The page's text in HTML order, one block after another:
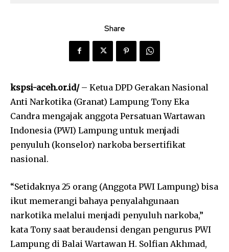
Share
kspsi-aceh.or.id/– Ketua DPD Gerakan Nasional
Anti Narkotika (Granat) Lampung Tony Eka
Candra mengajak anggota Persatuan Wartawan
Indonesia (PWI) Lampung untuk menjadi
penyuluh (konselor) narkoba bersertifikat
nasional.
“Setidaknya 25 orang (Anggota PWI Lampung) bisa
ikut memerangi bahaya penyalahgunaan
narkotika melalui menjadi penyuluh narkoba,”
kata Tony saat beraudensi dengan pengurus PWI
Lampung di Balai Wartawan H. Solfian Akhmad,